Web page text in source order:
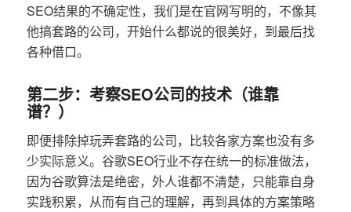
SEO结果的不确定性，我们是在官网写明的，不像其
他搞套路的公司，开始什么都说的很美好，到最后找
各种借口。
第二步：考察SEO公司的技术（谁靠
谱？）
即便排除掉玩弄套路的公司，比较各家方案也没有多
少实际意义。谷歌SEO行业不存在统一的标准做法，
因为谷歌算法是绝密，外人谁都不清楚，只能靠自身
实践积累，从而有自己的理解，再到具体的方案策略